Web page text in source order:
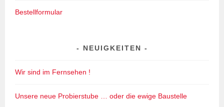
Bestellformular
NEUIGKEITEN
Wir sind im Fernsehen !
Unsere neue Probierstube … oder die ewige Baustelle